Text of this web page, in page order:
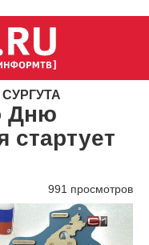
Дню
стартует
991 просмотров